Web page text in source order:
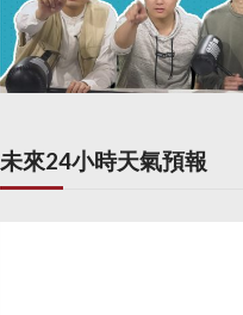
未來24小時天氣預報